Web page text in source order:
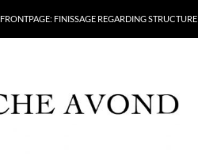
FRONTPAGE: FINISSAGE REGARDING STRUCTURE